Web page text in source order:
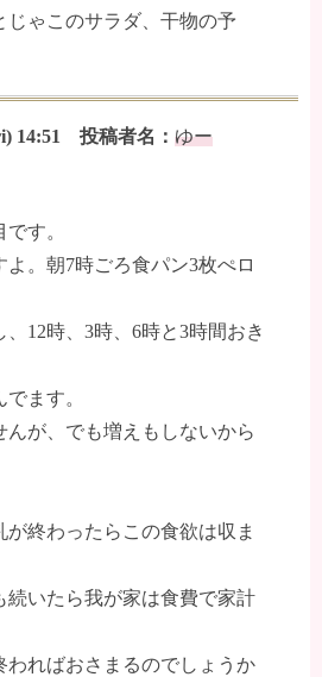
じゃこのサラダ、干物の予
14:51 投稿者名： ゆー
す。
。朝7時ごろ食パン3枚ぺロ
12時、3時、6時と3時間おき
ます。
んが、でも増えもしないから
が終わったらこの食欲は収ま
続いたら我が家は食費で家計
わればおさまるのでしょうか